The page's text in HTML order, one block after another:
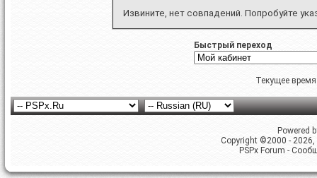
Извините, нет совпадений. Попробуйте
Быстрый переход
Текущее
Powered
Copyright ©2000 -
PSPx Forum -